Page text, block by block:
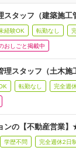
スタッフ（建築施
経験OK 転勤なし
おしごと掲載中
理スタッフ（土木
転勤なし 完全週
ンの【不動産営業
学歴不問 完全週休2日制